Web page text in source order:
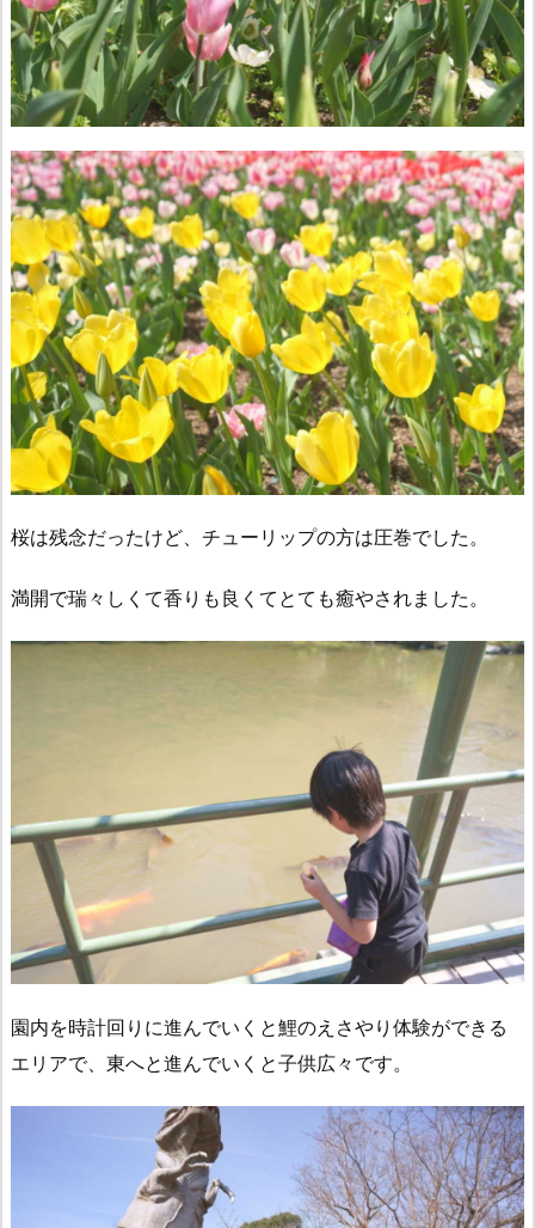
桜は残念だったけど、チューリップの方は圧巻でした。
満開で瑞々しくて香りも良くてとても癒やされました。
園内を時計回りに進んでいくと鯉のえさやり体験ができる
エリアで、東へと進んでいくと子供広々です。